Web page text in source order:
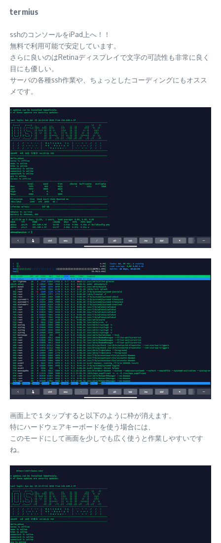
termius
sshのコンソールをiPad上へ！！
無料で利用可能で安定しています。
さらに良いのはRetinaディスプレイで文字の可読性も非常に良く
目にも優しい。
サーバの各種ssh作業や、ちょっとしたコーディングにもオスス
メです。
画面上で１タップすると以下のように枠が消えます。
特にハードウェアキーボードを使う場合には、
このモードにして画面を少しでも広く使うと作業しやすいです
ね。